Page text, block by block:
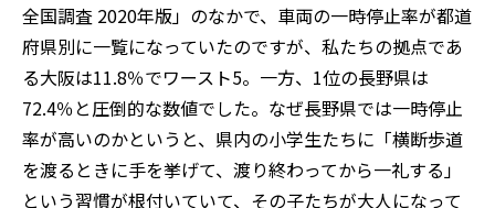
全国調査 2020年版」のなかで、車両の一時停止率が都道
府県別に一覧になっていたのですが、私たちの拠点であ
る大阪は11.8％でワースト5。一方、1位の長野県は
72.4％と圧倒的な数値でした。なぜ長野県では一時停止
率が高いのかというと、県内の小学生たちに「横断歩道
を渡るときに手を挙げて、渡り終わってから一礼する」
という習慣が根付いていて、その子たちが大人になって